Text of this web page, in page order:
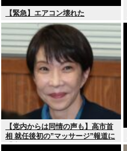
【緊急】エアコン壊れた
【党内からは同情の声も】高市首
相 就任後初の”マッサージ”報道に
「疲れてるアピ？」とSNSでは一